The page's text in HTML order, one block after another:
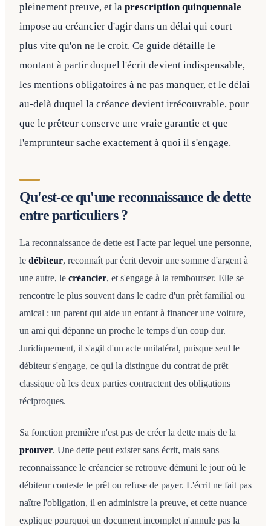
pleinement preuve, et la prescription quinquennale
impose au créancier d'agir dans un délai qui court
plus vite qu'on ne le croit. Ce guide détaille le
montant à partir duquel l'écrit devient indispensable,
les mentions obligatoires à ne pas manquer, et le délai
au-delà duquel la créance devient irrécouvrable, pour
que le prêteur conserve une vraie garantie et que
l'emprunteur sache exactement à quoi il s'engage.
Qu'est-ce qu'une reconnaissance de dette
entre particuliers ?
La reconnaissance de dette est l'acte par lequel une personne,
le débiteur, reconnaît par écrit devoir une somme d'argent à
une autre, le créancier, et s'engage à la rembourser. Elle se
rencontre le plus souvent dans le cadre d'un prêt familial ou
amical : un parent qui aide un enfant à financer une voiture,
un ami qui dépanne un proche le temps d'un coup dur.
Juridiquement, il s'agit d'un acte unilatéral, puisque seul le
débiteur s'engage, ce qui la distingue du contrat de prêt
classique où les deux parties contractent des obligations
réciproques.
Sa fonction première n'est pas de créer la dette mais de la
prouver. Une dette peut exister sans écrit, mais sans
reconnaissance le créancier se retrouve démuni le jour où le
débiteur conteste le prêt ou refuse de payer. L'écrit ne fait pas
naître l'obligation, il en administre la preuve, et cette nuance
explique pourquoi un document incomplet n'annule pas la